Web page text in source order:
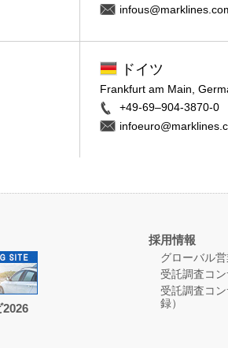
ドイツ
Frankfurt am Main,
+49-69–904-3870-0
採用情報
グローバル営
受託調査コン
受託調査コ
録）